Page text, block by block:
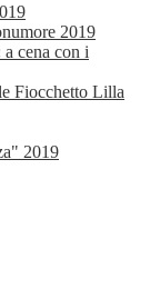
2019
cena con i
Fiocchetto Lilla
2019